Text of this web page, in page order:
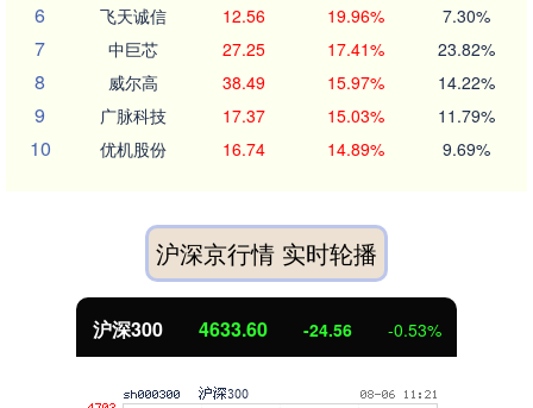
6 飞天诚信 12.56 19.96% 7.30%
7 中巨芯 27.25 17.41% 23.82%
8 威尔高 38.49 15.97% 14.22%
9 广脉科技 17.37 15.03% 11.79%
10 优机股份 16.74 14.89% 9.69%
沪深京行情 实时轮播
沪深300 4633.60 -24.56 -0.53%